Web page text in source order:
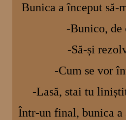
Bunica a început să-
-Bunico, de
-Să-și
-Cum se vor
-Lasă, stai tu
Într-un final, bunica